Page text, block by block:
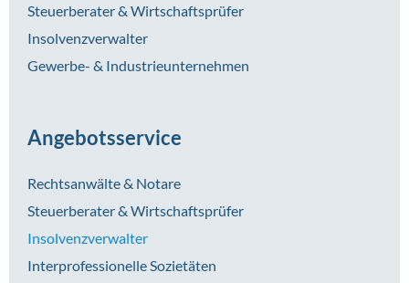
Steuerberater & Wirtschaftsprüfer
Insolvenzverwalter
Gewerbe- & Industrieunternehmen
Angebotsservice
Rechtsanwälte & Notare
Steuerberater & Wirtschaftsprüfer
Insolvenzverwalter
Interprofessionelle Sozietäten